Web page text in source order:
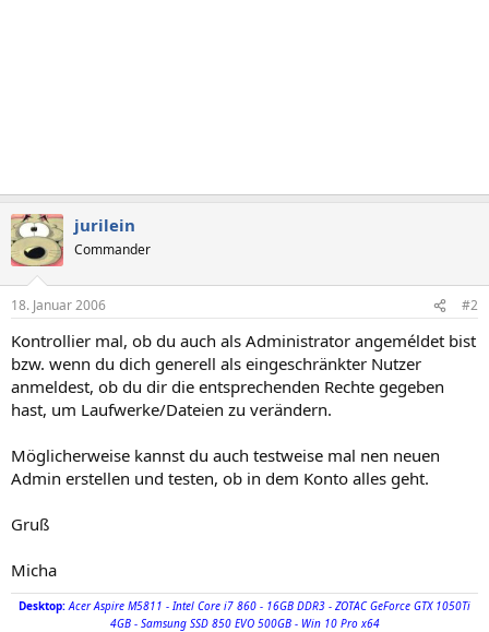
jurilein
Commander
18. Januar 2006 #2
Kontrollier mal, ob du auch als Administrator angeméldet bist
bzw. wenn du dich generell als eingeschränkter Nutzer
anmeldest, ob du dir die entsprechenden Rechte gegeben
hast, um Laufwerke/Dateien zu verändern.
Möglicherweise kannst du auch testweise mal nen neuen
Admin erstellen und testen, ob in dem Konto alles geht.
Gruß
Micha
Desktop:Acer Aspire M5811 - Intel Core i7 860 - 16GB DDR3 - ZOTAC GeForce GTX 1050Ti
4GB - Samsung SSD 850 EVO 500GB - Win 10 Pro x64